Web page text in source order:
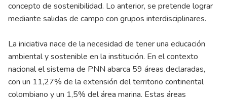
concepto de sostenibilidad. Lo anterior, se pretende lograr
mediante salidas de campo con grupos interdisciplinares.
La iniciativa nace de la necesidad de tener una educación
ambiental y sostenible en la institución. En el contexto
nacional el sistema de PNN abarca 59 áreas declaradas,
con un 11,27% de la extensión del territorio continental
colombiano y un 1,5% del área marina. Estas áreas